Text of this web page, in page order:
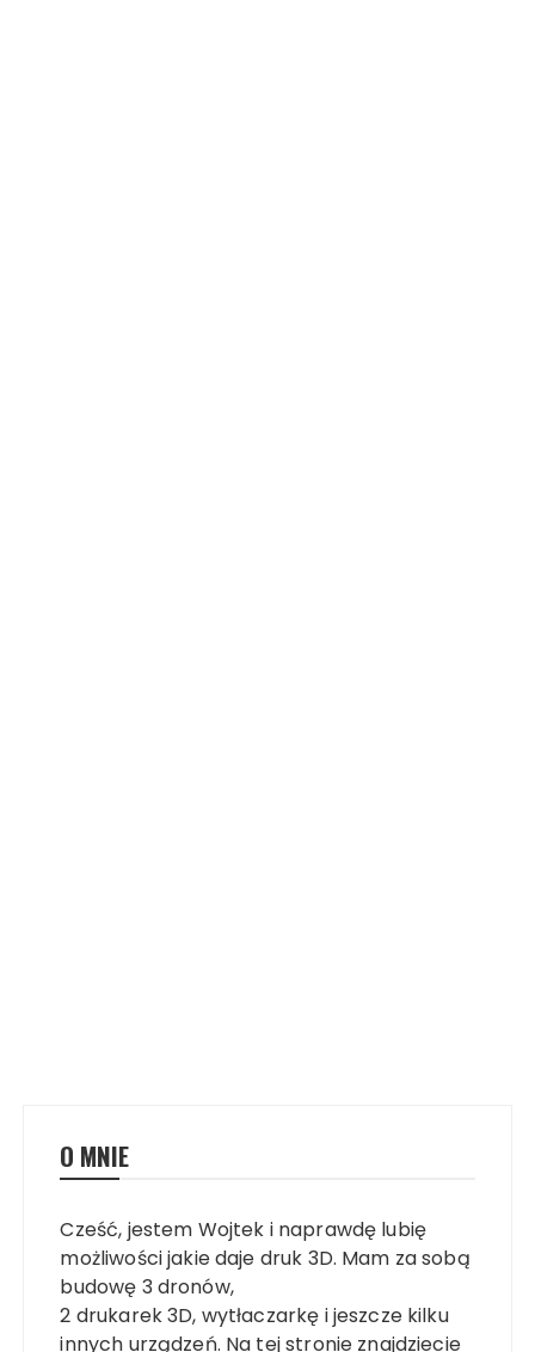
O MNIE
Cześć, jestem Wojtek i naprawdę lubię
możliwości jakie daje druk 3D. Mam za sobą
budowę 3 dronów,
2 drukarek 3D, wytłaczarkę i jeszcze kilku
innych urządzeń. Na tej stronie znajdziecie